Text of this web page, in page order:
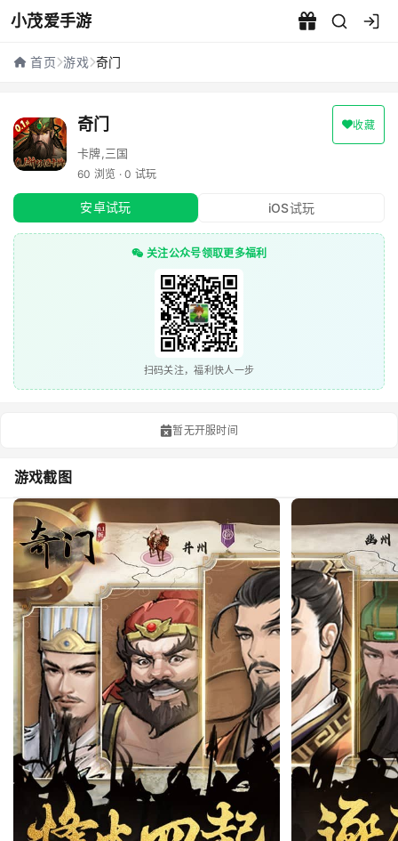
小茂爱手游
奇门 - 小茂爱手游
首页 游戏 奇门
奇门 收藏
卡牌,三国
60 浏览 · 0 试玩
安卓试玩 iOS试玩
关注公众号领取更多福利
扫码关注，福利快人一步
暂无开服时间
游戏截图